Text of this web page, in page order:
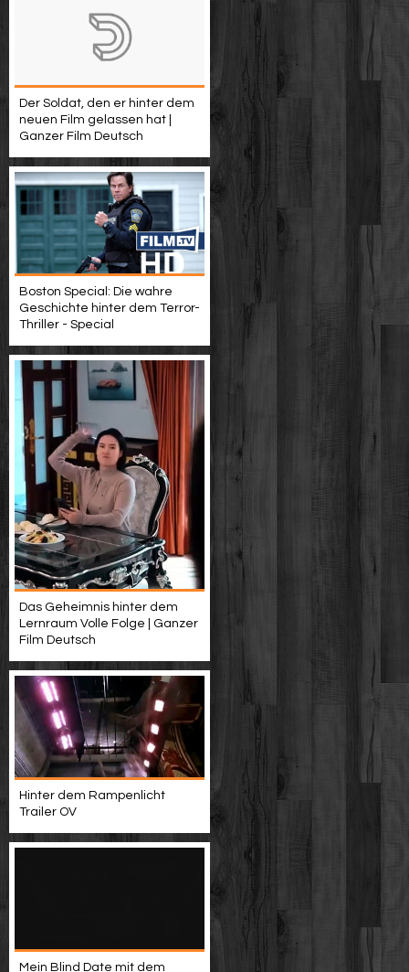
Der Soldat, den er hinter dem
neuen Film gelassen hat |
Ganzer Film Deutsch
Boston Special: Die wahre
Geschichte hinter dem Terror-
Thriller - Special
Das Geheimnis hinter dem
Lernraum Volle Folge | Ganzer
Film Deutsch
Hinter dem Rampenlicht
Trailer OV
Mein Blind Date mit dem